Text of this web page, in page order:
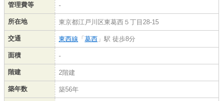
管理費等 -
所在地 東京都江戸川区東葛西５丁目28-15
交通 東西線 「 葛西 」駅 徒歩8分
面積 -
階建 2階建
築年数 築56年